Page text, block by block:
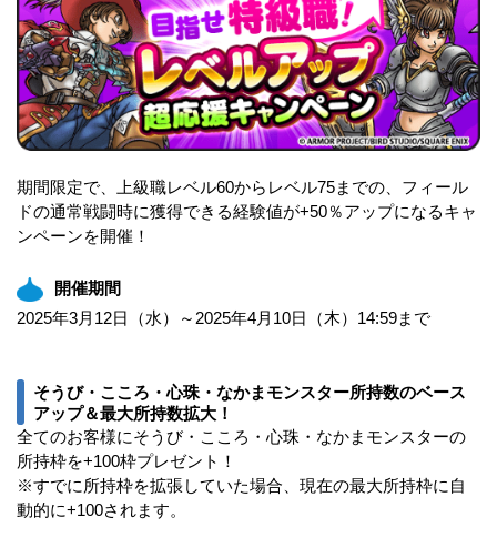
期間限定で、上級職レベル60からレベル75までの、フィール
ドの通常戦闘時に獲得できる経験値が+50％アップになるキャ
ンペーンを開催！
開催期間
2025年3月12日（水）～2025年4月10日（木）14:59まで
そうび・こころ・心珠・なかまモンスター所持数のベース
アップ＆最大所持数拡大！
全てのお客様にそうび・こころ・心珠・なかまモンスターの
所持枠を+100枠プレゼント！
※すでに所持枠を拡張していた場合、現在の最大所持枠に自
動的に+100されます。